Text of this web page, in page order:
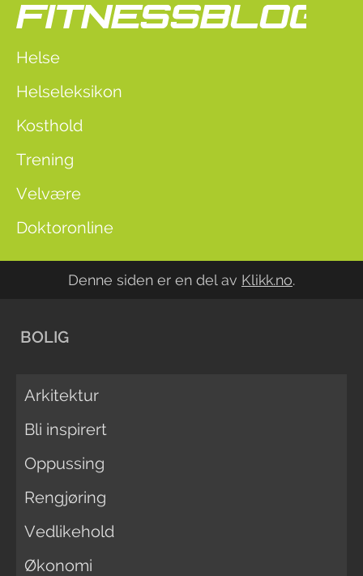
Helse
Helseleksikon
Kosthold
Trening
Velvære
Doktoronline
Denne siden er en del av Klikk.no.
BOLIG
Arkitektur
Bli inspirert
Oppussing
Rengjøring
Vedlikehold
Økonomi